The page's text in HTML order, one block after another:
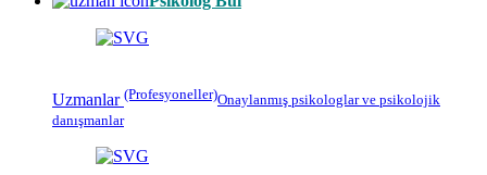
Uzmanlar (Profesyoneller)Onaylanmış psikologlarve psikolojik
danışmanlar